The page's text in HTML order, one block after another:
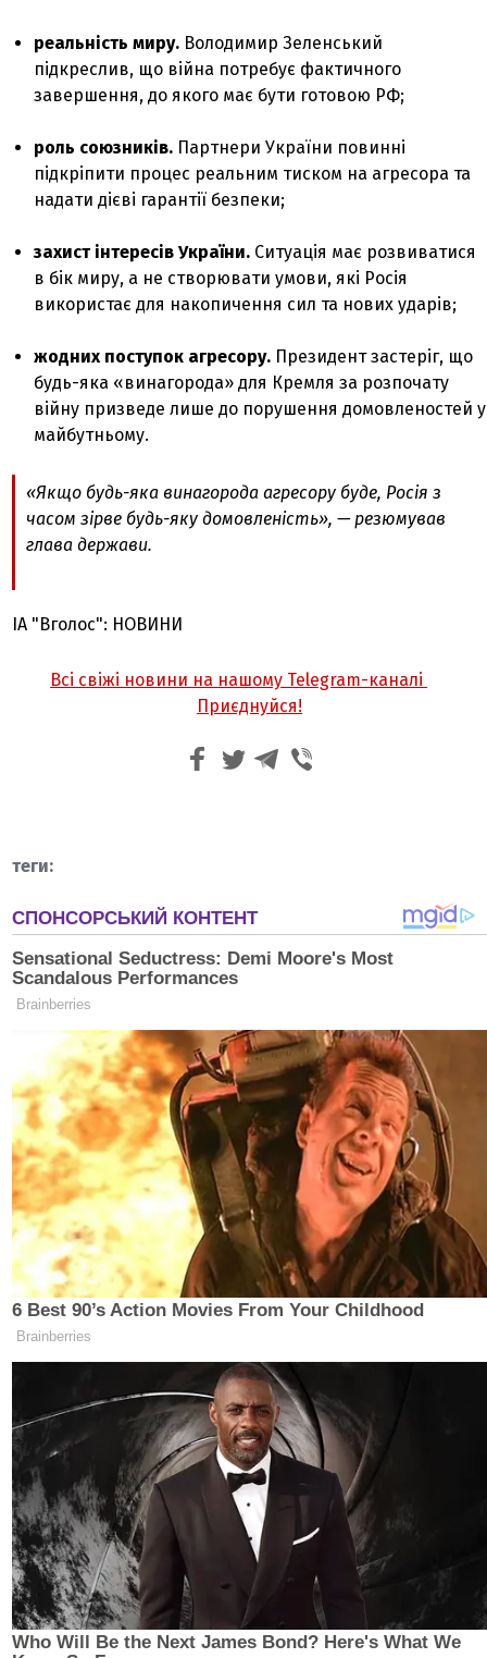
реальність миру. Володимир Зеленський
підкреслив, що війна потребує фактичного
завершення, до якого має бути готовою РФ;
роль союзників. Партнери України повинні
підкріпити процес реальним тиском на агресора та
надати дієві гарантії безпеки;
захист інтересів України. Ситуація має розвиватися
в бік миру, а не створювати умови, які Росія
використає для накопичення сил та нових ударів;
жодних поступок агресору. Президент застеріг, що
будь-яка «винагорода» для Кремля за розпочату
війну призведе лише до порушення домовленостей у
майбутньому.
«Якщо будь-яка винагорода агресору буде, Росія з
часом зірве будь-яку домовленість», — резюмував
глава держави.
ІА "Вголос": НОВИНИ
Всі свіжі новини на нашому Telegram-каналі
Приєднуйся!